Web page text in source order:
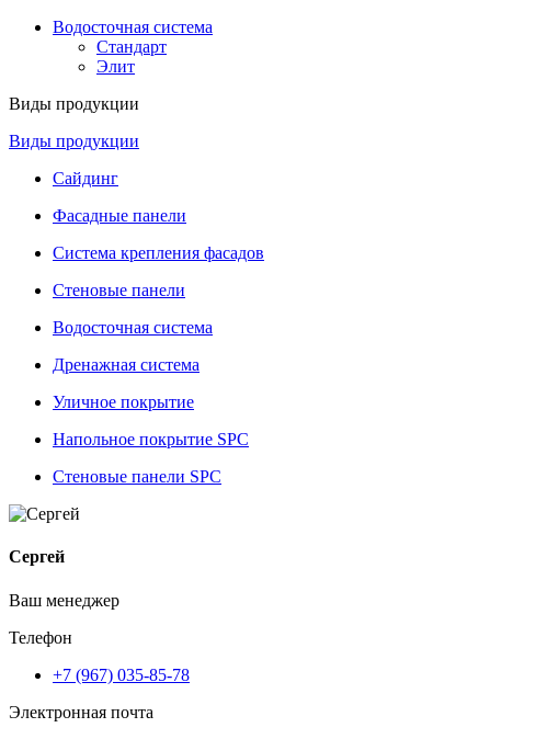
Водосточная система
Стандарт
Элит
Виды продукции
Виды продукции
Сайдинг
Фасадные панели
Система крепления фасадов
Стеновые панели
Водосточная система
Дренажная система
Уличное покрытие
Напольное покрытие SPC
Стеновые панели SPC
Сергей
Ваш менеджер
Телефон
+7 (967) 035-85-78
Электронная почта